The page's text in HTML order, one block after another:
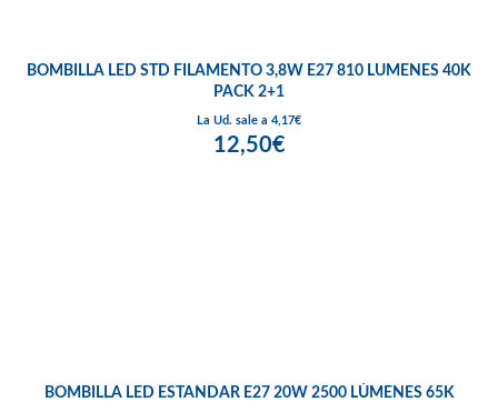
BOMBILLA LED STD FILAMENTO 3,8W E27 810 LUMENES 40K
PACK 2+1
La Ud. sale a 4,17€
12,50€
BOMBILLA LED ESTANDAR E27 20W 2500 LÚMENES 65K